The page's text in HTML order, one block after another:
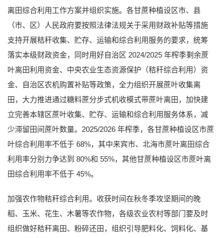
离田综合利用工作方案并组织实施。各甘蔗种植设区市、县
（市、区）人民政府要按照法律法规关于采用财政补贴等措施
支持开展秸秆收集、贮存、运输和综合利用服务的要求，统筹
落实本级财政资金，同时用好自治区 2024/2025 年榨季剩余蔗
叶离田利用资金、中央农业生态资源保护（秸秆综合利用）资
金、自治区农机购置补贴等政策，全力组织开展蔗叶收集离
田，大力推进通过糖料蔗分步式机收模式带蔗叶离田，加快建
立完善本辖区蔗叶收集、贮存、运输和综合利用服务体系，减
少滞留田间蔗叶数量。2025/2026 年榨季，各甘蔗种植设区市蔗
叶综合利用率不低于 68%，其中来宾市、北海市蔗叶离田综合
利用率分别力争达到 80%和 55%，其他甘蔗种植设区市蔗叶离
田综合利用率不低于 45%。
加强农作物秸秆综合利用。收获时间在秋冬季攻坚期间的晚
稻、玉米、花生、木薯等农作物，各级农业农村等部门要及时
组织做好秸秆离田、粉碎还田，组织引导肥料化、饲料化、基